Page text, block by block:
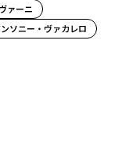
ァーニ
ソニー・ヴァカレロ